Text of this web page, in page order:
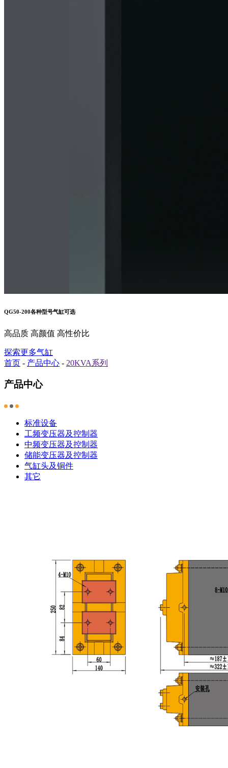
QG50-200各种型号气缸可选
高品质 高颜值 高性价比
探索更多气缸
首页 - 产品中心 - 20KVA系列
产品中心
标准设备
工频变压器及控制器
中频变压器及控制器
储能变压器及控制器
气缸头及铜件
其它